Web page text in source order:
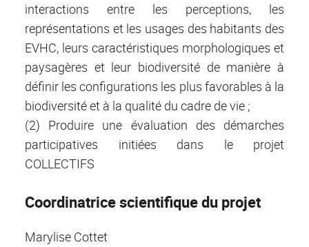
interactions entre les perceptions, les
représentations et les usages des habitants des
EVHC, leurs caractéristiques morphologiques et
paysagères et leur biodiversité de manière à
définir les configurations les plus favorables à la
biodiversité et à la qualité du cadre de vie ;
(2) Produire une évaluation des démarches
participatives initiées dans le projet
COLLECTIFS
Coordinatrice scientifique du projet
Marylise Cottet